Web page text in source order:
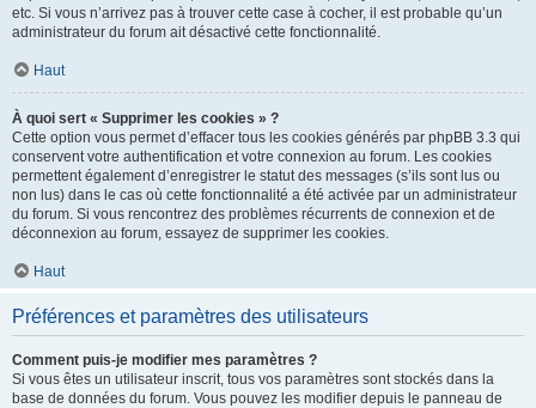
etc. Si vous n’arrivez pas à trouver cette case à cocher, il est probable qu’un
administrateur du forum ait désactivé cette fonctionnalité.
Haut
À quoi sert « Supprimer les cookies » ?
Cette option vous permet d’effacer tous les cookies générés par phpBB 3.3 qui
conservent votre authentification et votre connexion au forum. Les cookies
permettent également d’enregistrer le statut des messages (s’ils sont lus ou
non lus) dans le cas où cette fonctionnalité a été activée par un administrateur
du forum. Si vous rencontrez des problèmes récurrents de connexion et de
déconnexion au forum, essayez de supprimer les cookies.
Haut
Préférences et paramètres des utilisateurs
Comment puis-je modifier mes paramètres ?
Si vous êtes un utilisateur inscrit, tous vos paramètres sont stockés dans la
base de données du forum. Vous pouvez les modifier depuis le panneau de